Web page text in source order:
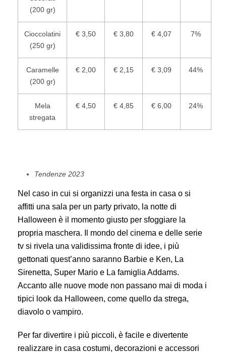
(200 gr)
Cioccolatini
(250 gr)
€ 3,50 € 3,80 € 4,07 7%
Caramelle
(200 gr)
€ 2,00 € 2,15 € 3,09 44%
Mela
stregata
€ 4,50 € 4,85 € 6,00 24%
Tendenze 2023
Nel caso in cui si organizzi una festa in casa o si
affitti una sala per un party privato, la notte di
Halloween è il momento giusto per sfoggiare la
propria maschera. Il mondo del cinema e delle serie
tv si rivela una validissima fronte di idee, i più
gettonati quest’anno saranno Barbie e Ken, La
Sirenetta, Super Mario e La famiglia Addams.
Accanto alle nuove mode non passano mai di moda i
tipici look da Halloween, come quello da strega,
diavolo o vampiro.
Per far divertire i più piccoli, è facile e divertente
realizzare in casa costumi, decorazioni e accessori